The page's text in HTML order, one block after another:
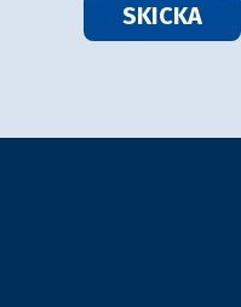
SKICKA